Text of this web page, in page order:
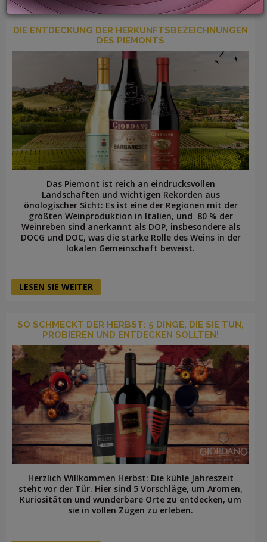
LOGIN
DIE ENTDECKUNG DER HERKUNFTSBEZEICHNUNGEN
DES PIEMONTS
Das Piemont ist reich an eindrucksvollen
Landschaften und wichtigen Rekorden aus
önologischer Sicht: Es ist eine der Regionen mit der
größten Weinproduktion in Italien, und 80 % der
Weinreben sind anerkannt als DOP, insbesondere als
DOCG und DOC, was die starke Rolle des Weins in der
lokalen Gemeinschaft beweist.
LESEN SIE WEITER
SO SCHMECKT DER HERBST: 5 DINGE, DIE SIE TUN,
PROBIEREN UND ENTDECKEN SOLLTEN!
Herzlich Willkommen Herbst: Die kühle Jahreszeit
steht vor der Tür. Hier sind 5 Vorschläge, um Aromen,
Kuriositäten und wunderbare Orte zu entdecken, um
sie in vollen Zügen zu erleben.